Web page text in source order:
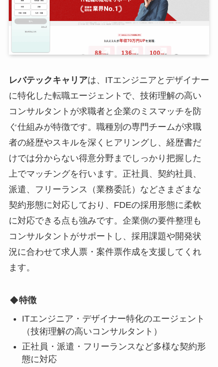
レバテックキャリアは、ITエンジニアとデザイナー
に特化した転職エージェントで、技術理解の高い
コンサルタントが求職者と企業のミスマッチを防
ぐ仕組みが特徴です。職種別の専門チームが求職
者の経歴やスキルを深くヒアリングし、経歴書だ
けでは分からない得意分野までしっかり把握した
上でマッチングを行います。正社員、契約社員、
派遣、フリーランス（業務委託）などさまざまな
契約形態に対応しており、FDEの採用形態に柔軟
に対応できる点も強みです。企業側の要件整理も
コンサルタントがサポートし、採用課題や開発状
況に合わせて求人票・案件票作成を支援してくれ
ます。
特徴
ITエンジニア・デザイナー特化のエージェント
（技術理解の高いコンサルタント）
正社員・派遣・フリーランスなど多様な契約形
態に対応